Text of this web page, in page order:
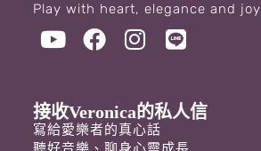
Play with heart, elegance and joy
接收Veronica的私人信
寫給愛樂者的真心話